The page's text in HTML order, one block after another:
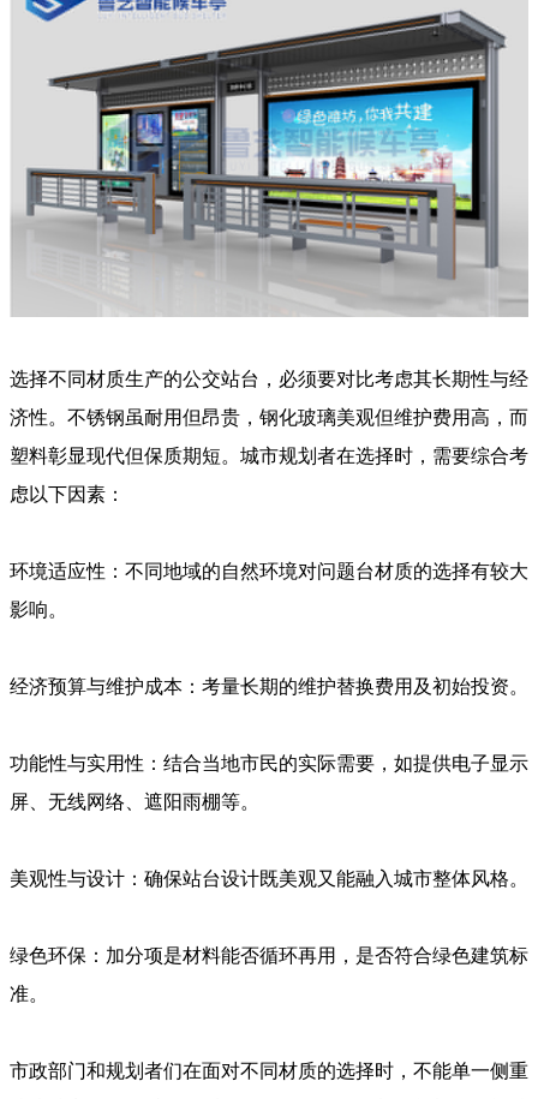
选择不同材质生产的公交站台，必须要对比考虑其长期性与经
济性。不锈钢虽耐用但昂贵，钢化玻璃美观但维护费用高，而
塑料彰显现代但保质期短。城市规划者在选择时，需要综合考
虑以下因素：
环境适应性：不同地域的自然环境对问题台材质的选择有较大
影响。
经济预算与维护成本：考量长期的维护替换费用及初始投资。
功能性与实用性：结合当地市民的实际需要，如提供电子显示
屏、无线网络、遮阳雨棚等。
美观性与设计：确保站台设计既美观又能融入城市整体风格。
绿色环保：加分项是材料能否循环再用，是否符合绿色建筑标
准。
市政部门和规划者们在面对不同材质的选择时，不能单一侧重